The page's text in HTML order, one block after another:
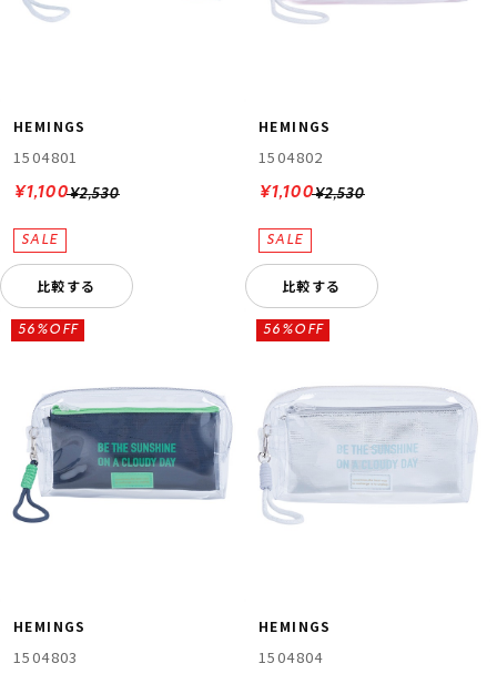
HEMINGS
1504801
¥2,530
¥1,100
比較する
HEMINGS
1504802
¥2,530
¥1,100
比較する
HEMINGS
1504803
56%OFF
HEMINGS
1504804
56%OFF